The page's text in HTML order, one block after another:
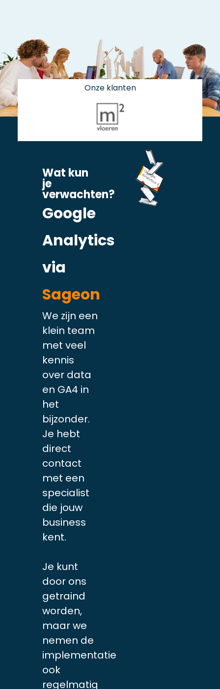
Onze klanten
Wat kun
je
verwachten?
Google
Analytics
via
Sageon
We zijn een
klein team
met veel
kennis
over data
en GA4 in
het
bijzonder.
Je hebt
direct
contact
met een
specialist
die jouw
business
kent.
Je kunt
door ons
getraind
worden,
maar we
nemen de
implementatie
ook
regelmatig